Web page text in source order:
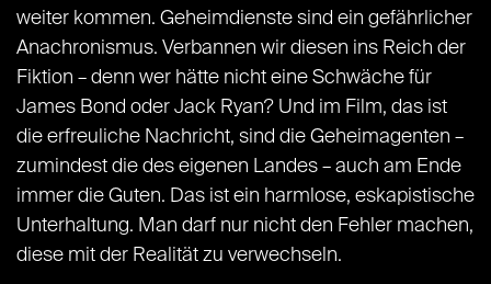
weiter kommen. Geheimdienste sind ein gefährlicher
Anachronismus. Verbannen wir diesen ins Reich der
Fiktion – denn wer hätte nicht eine Schwäche für
James Bond oder Jack Ryan? Und im Film, das ist
die erfreuliche Nachricht, sind die Geheimagenten –
zumindest die des eigenen Landes – auch am Ende
immer die Guten. Das ist ein harmlose, eskapistische
Unterhaltung. Man darf nur nicht den Fehler machen,
diese mit der Realität zu verwechseln.